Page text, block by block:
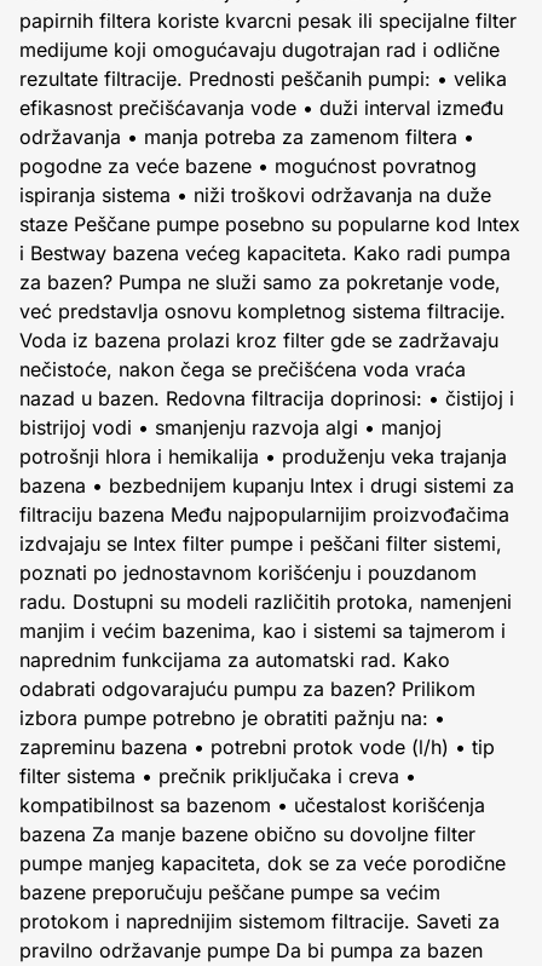
papirnih filtera koriste kvarcni pesak ili specijalne filter
medijume koji omogućavaju dugotrajan rad i odlične
rezultate filtracije. Prednosti peščanih pumpi: • velika
efikasnost prečišćavanja vode • duži interval između
održavanja • manja potreba za zamenom filtera •
pogodne za veće bazene • mogućnost povratnog
ispiranja sistema • niži troškovi održavanja na duže
staze Peščane pumpe posebno su popularne kod Intex
i Bestway bazena većeg kapaciteta. Kako radi pumpa
za bazen? Pumpa ne služi samo za pokretanje vode,
već predstavlja osnovu kompletnog sistema filtracije.
Voda iz bazena prolazi kroz filter gde se zadržavaju
nečistoće, nakon čega se prečišćena voda vraća
nazad u bazen. Redovna filtracija doprinosi: • čistijoj i
bistrijoj vodi • smanjenju razvoja algi • manjoj
potrošnji hlora i hemikalija • produženju veka trajanja
bazena • bezbednijem kupanju Intex i drugi sistemi za
filtraciju bazena Među najpopularnijim proizvođačima
izdvajaju se Intex filter pumpe i peščani filter sistemi,
poznati po jednostavnom korišćenju i pouzdanom
radu. Dostupni su modeli različitih protoka, namenjeni
manjim i većim bazenima, kao i sistemi sa tajmerom i
naprednim funkcijama za automatski rad. Kako
odabrati odgovarajuću pumpu za bazen? Prilikom
izbora pumpe potrebno je obratiti pažnju na: •
zapreminu bazena • potrebni protok vode (l/h) • tip
filter sistema • prečnik priključaka i creva •
kompatibilnost sa bazenom • učestalost korišćenja
bazena Za manje bazene obično su dovoljne filter
pumpe manjeg kapaciteta, dok se za veće porodične
bazene preporučuju peščane pumpe sa većim
protokom i naprednijim sistemom filtracije. Saveti za
pravilno održavanje pumpe Da bi pumpa za bazen